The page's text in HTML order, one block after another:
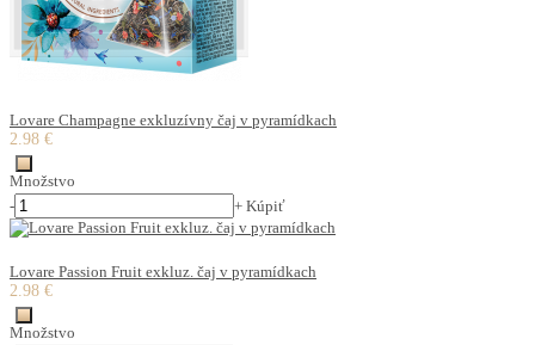
Lovare Champagne exkluzívny čaj v pyramídkach
2.98 €
Množstvo
-
+ Kúpiť
Lovare Passion Fruit exkluz. čaj v pyramídkach
2.98 €
Množstvo